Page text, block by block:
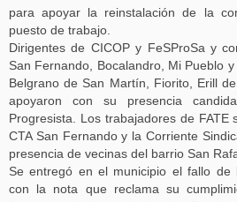
para apoyar la reinstalación de la
puesto de trabajo.
Dirigentes de CICOP y FeSProSa y
San Fernando, Bocalandro, Mi Pueblo
Belgrano de San Martín, Fiorito, Erill
apoyaron con su presencia
Progresista. Los trabajadores de
CTA San Fernando y la Corriente
presencia de vecinas del barrio San
Se entregó en el municipio el fallo de
con la nota que reclama su